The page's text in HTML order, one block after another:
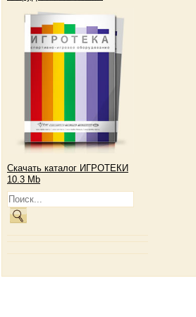
Скачать каталог ИГРОТЕКИ
10.3 Mb